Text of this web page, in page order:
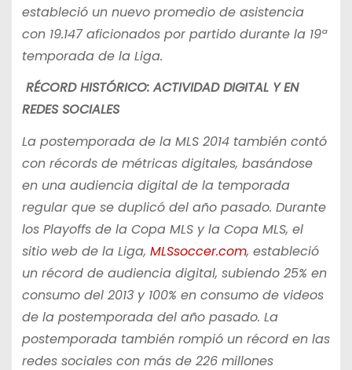
estableció un nuevo promedio de asistencia
con 19.147 aficionados por partido durante la 19ª
temporada de la Liga.
RÉCORD HISTÓRICO: ACTIVIDAD DIGITAL Y EN
REDES SOCIALES
La postemporada de la MLS 2014 también contó
con récords de métricas digitales, basándose
en una audiencia digital de la temporada
regular que se duplicó del año pasado. Durante
los Playoffs de la Copa MLS y la Copa MLS, el
sitio web de la Liga, MLSsoccer.com, estableció
un récord de audiencia digital, subiendo 25% en
consumo del 2013 y 100% en consumo de videos
de la postemporada del año pasado. La
postemporada también rompió un récord en las
redes sociales con más de 226 millones